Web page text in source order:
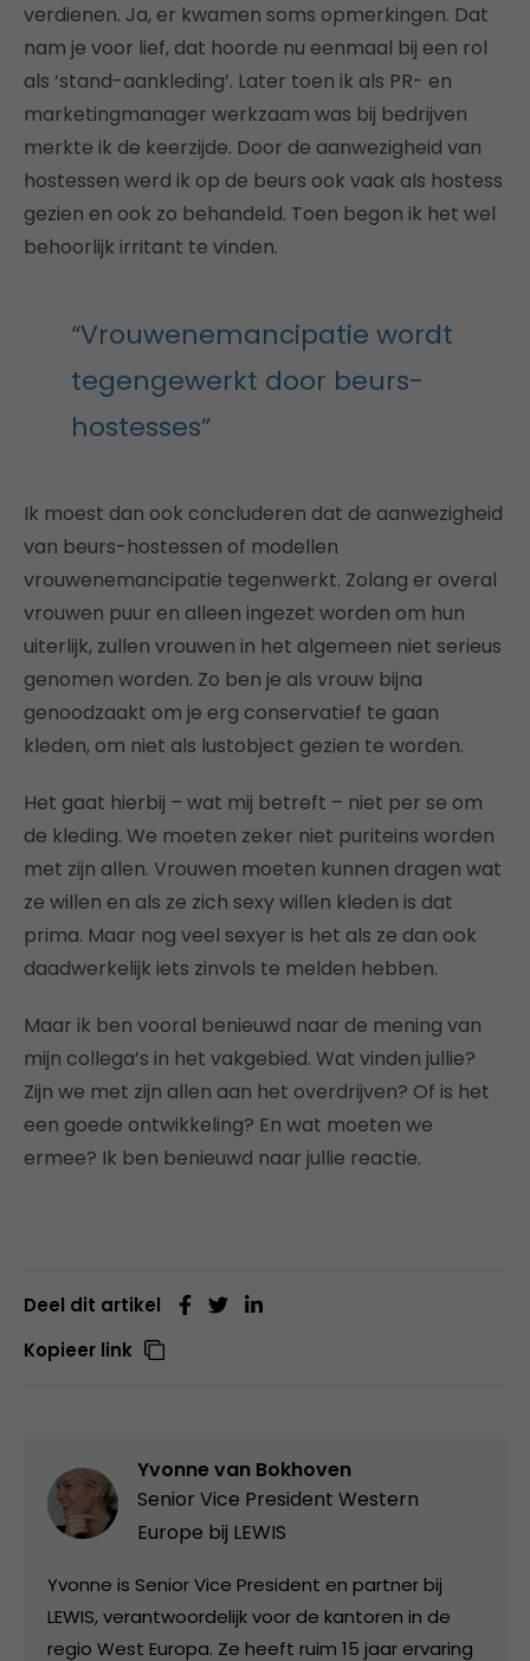
verdienen. Ja, er kwamen soms opmerkingen. Dat
nam je voor lief, dat hoorde nu eenmaal bij een rol
als ‘stand-aankleding’. Later toen ik als PR- en
marketingmanager werkzaam was bij bedrijven
merkte ik de keerzijde. Door de aanwezigheid van
hostessen werd ik op de beurs ook vaak als hostess
gezien en ook zo behandeld. Toen begon ik het wel
behoorlijk irritant te vinden.
“Vrouwenemancipatie wordt
tegengewerkt door beurs-
hostesses”
Ik moest dan ook concluderen dat de aanwezigheid
van beurs-hostessen of modellen
vrouwenemancipatie tegenwerkt. Zolang er overal
vrouwen puur en alleen ingezet worden om hun
uiterlijk, zullen vrouwen in het algemeen niet serieus
genomen worden. Zo ben je als vrouw bijna
genoodzaakt om je erg conservatief te gaan
kleden, om niet als lustobject gezien te worden.
Het gaat hierbij – wat mij betreft – niet per se om
de kleding. We moeten zeker niet puriteins worden
met zijn allen. Vrouwen moeten kunnen dragen wat
ze willen en als ze zich sexy willen kleden is dat
prima. Maar nog veel sexyer is het als ze dan ook
daadwerkelijk iets zinvols te melden hebben.
Maar ik ben vooral benieuwd naar de mening van
mijn collega’s in het vakgebied. Wat vinden jullie?
Zijn we met zijn allen aan het overdrijven? Of is het
een goede ontwikkeling? En wat moeten we
ermee? Ik ben benieuwd naar jullie reactie.
Deel dit artikel
Kopieer link
Yvonne van Bokhoven
Senior Vice President Western
Europe bij LEWIS
Yvonne is Senior Vice President en partner bij
LEWIS, verantwoordelijk voor de kantoren in de
regio West Europa. Ze heeft ruim 15 jaar ervaring